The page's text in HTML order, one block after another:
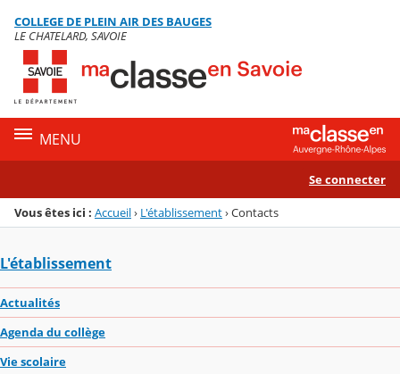
Menu de la rubrique
Contenu
COLLEGE DE PLEIN AIR DES BAUGES
LE CHATELARD, SAVOIE
MENU
Se connecter
Vous êtes ici : Accueil› L'établissement›Contacts
L'établissement
Actualités
Agenda du collège
Vie scolaire